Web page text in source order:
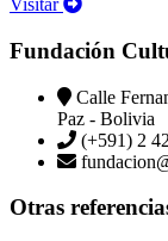
Visitar
Fundación
Calle
Paz - Bolivia
(+591) 2
Otras